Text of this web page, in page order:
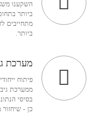
השקענו
ביותר
מתחייבים
ביותר.
מערכת
פיתוח
ממערכת
כן - שיחזור